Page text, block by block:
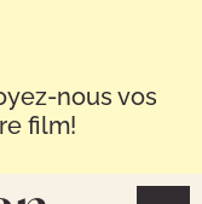
nous vos
film!